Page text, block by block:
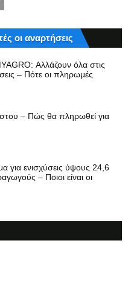
οι αναρτήσεις
Αλλάζουν όλα στις
– Πότε οι πληρωμές
– Πώς θα πληρωθεί για
για ενισχύσεις ύψους 24,6
– Ποιοι είναι οι